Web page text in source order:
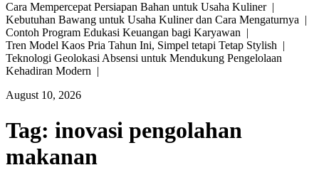
Cara Mempercepat Persiapan Bahan untuk Usaha Kuliner |
Kebutuhan Bawang untuk Usaha Kuliner dan Cara Mengaturnya |
Contoh Program Edukasi Keuangan bagi Karyawan |
Tren Model Kaos Pria Tahun Ini, Simpel tetapi Tetap Stylish |
Teknologi Geolokasi Absensi untuk Mendukung Pengelolaan
Kehadiran Modern |
August 10, 2026
Tag: inovasi pengolahan
makanan